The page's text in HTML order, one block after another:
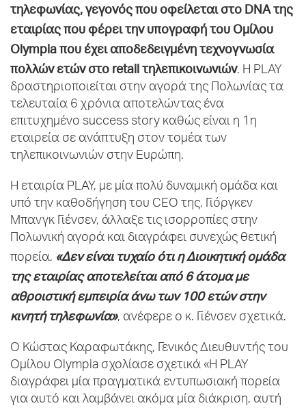
τηλεφωνίας, γεγονός που οφείλεται στο DNA της
εταιρίας που φέρει την υπογραφή του Ομίλου
Olympia που έχει αποδεδειγμένη τεχνογνωσία
πολλών ετών στο retailτηλεπικοινωνιών. Η PLAY
δραστηριοποιείται στην αγορά της Πολωνίας τα
τελευταία 6 χρόνια αποτελώντας ένα
επιτυχημένο success story καθώς είναι η 1η
εταιρεία σε ανάπτυξη στον τομέα των
τηλεπικοινωνιών στην Ευρώπη.
Η εταιρία PLAY, με μία πολύ δυναμική ομάδα και
υπό την καθοδήγηση του CEO της, Γιόργκεν
Μπανγκ Γιένσεν, άλλαξε τις ισορροπίες στην
Πολωνική αγορά και διαγράφει συνεχώς θετική
πορεία. «Δεν είναι τυχαίο ότι η Διοικητική ομάδα
της εταιρίας αποτελείται από 6 άτομα με
αθροιστική εμπειρία άνω των 100 ετών στην
κινητή τηλεφωνία», ανέφερε ο κ. Γιένσεν σχετικά.
O Κώστας Καραφωτάκης, Γενικός Διευθυντής του
Ομίλου Olympia σχολίασε σχετικά «Η PLAY
διαγράφει μία πραγματικά εντυπωσιακή πορεία
για αυτό και λαμβάνει ακόμα μία διάκριση, αυτή